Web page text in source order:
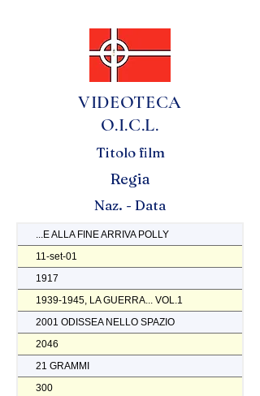
VIDEOTECA
O.I.C.L.
Titolo film
Regia
Naz. - Data
...E ALLA FINE ARRIVA POLLY
11-set-01
1917
1939-1945, LA GUERRA... VOL.1
2001 ODISSEA NELLO SPAZIO
2046
21 GRAMMI
300